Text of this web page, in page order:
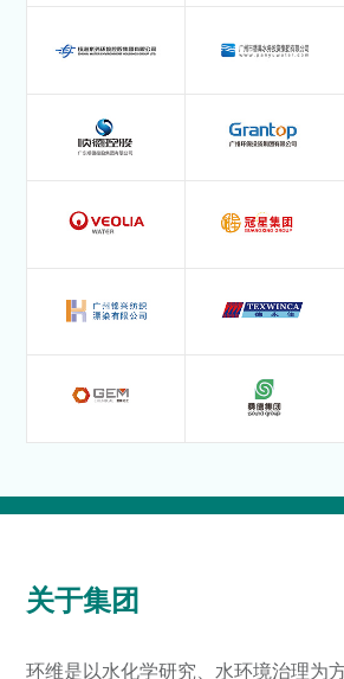
关于集团
环维是以水化学研究、水环境治理为